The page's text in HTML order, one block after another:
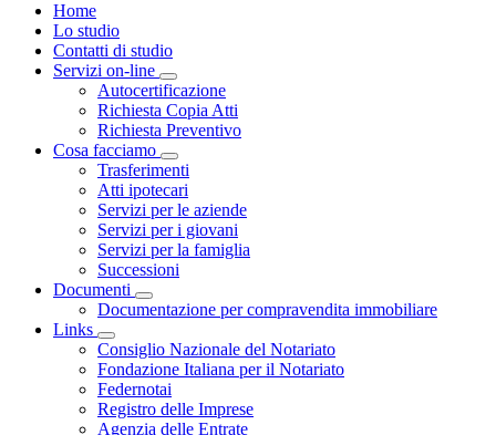
Home
Lo studio
Contatti di studio
Servizi on-line
Visualizza menù di secondo livello
Autocertificazione
Richiesta Copia Atti
Richiesta Preventivo
Cosa facciamo
Visualizza menù di secondo livello
Trasferimenti
Atti ipotecari
Servizi per le aziende
Servizi per i giovani
Servizi per la famiglia
Successioni
Documenti
Visualizza menù di secondo livello
Documentazione per compravendita immobiliare
Links
Visualizza menù di secondo livello
Consiglio Nazionale del Notariato
Fondazione Italiana per il Notariato
Federnotai
Registro delle Imprese
Agenzia delle Entrate